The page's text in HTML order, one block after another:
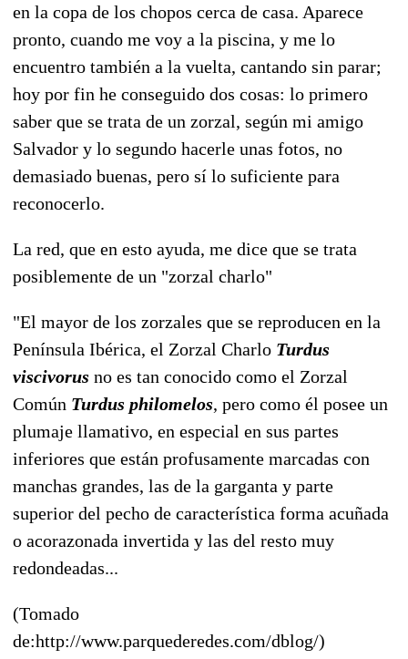
en la copa de los chopos cerca de casa. Aparece
pronto, cuando me voy a la piscina, y me lo
encuentro también a la vuelta, cantando sin parar;
hoy por fin he conseguido dos cosas: lo primero
saber que se trata de un zorzal, según mi amigo
Salvador y lo segundo hacerle unas fotos, no
demasiado buenas, pero sí lo suficiente para
reconocerlo.
La red, que en esto ayuda, me dice que se trata
posiblemente de un "zorzal charlo"
"El mayor de los zorzales que se reproducen en la
Península Ibérica, el Zorzal Charlo Turdus
viscivorus no es tan conocido como el Zorzal
Común Turdus philomelos, pero como él posee un
plumaje llamativo, en especial en sus partes
inferiores que están profusamente marcadas con
manchas grandes, las de la garganta y parte
superior del pecho de característica forma acuñada
o acorazonada invertida y las del resto muy
redondeadas...
(Tomado
de:http://www.parquederedes.com/dblog/)